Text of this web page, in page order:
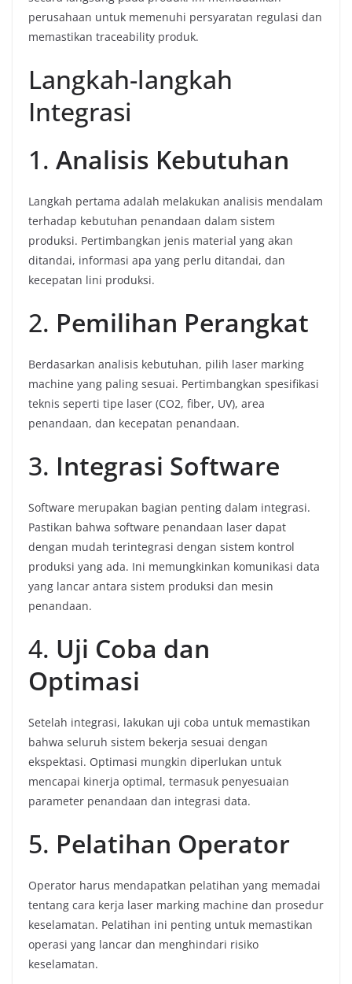
perusahaan untuk memenuhi persyaratan regulasi dan
memastikan traceability produk.
Langkah-langkah
Integrasi
1. Analisis Kebutuhan
Langkah pertama adalah melakukan analisis mendalam
terhadap kebutuhan penandaan dalam sistem
produksi. Pertimbangkan jenis material yang akan
ditandai, informasi apa yang perlu ditandai, dan
kecepatan lini produksi.
2. Pemilihan Perangkat
Berdasarkan analisis kebutuhan, pilih laser marking
machine yang paling sesuai. Pertimbangkan spesifikasi
teknis seperti tipe laser (CO2, fiber, UV), area
penandaan, dan kecepatan penandaan.
3. Integrasi Software
Software merupakan bagian penting dalam integrasi.
Pastikan bahwa software penandaan laser dapat
dengan mudah terintegrasi dengan sistem kontrol
produksi yang ada. Ini memungkinkan komunikasi data
yang lancar antara sistem produksi dan mesin
penandaan.
4. Uji Coba dan
Optimasi
Setelah integrasi, lakukan uji coba untuk memastikan
bahwa seluruh sistem bekerja sesuai dengan
ekspektasi. Optimasi mungkin diperlukan untuk
mencapai kinerja optimal, termasuk penyesuaian
parameter penandaan dan integrasi data.
5. Pelatihan Operator
Operator harus mendapatkan pelatihan yang memadai
tentang cara kerja laser marking machine dan prosedur
keselamatan. Pelatihan ini penting untuk memastikan
operasi yang lancar dan menghindari risiko
keselamatan.